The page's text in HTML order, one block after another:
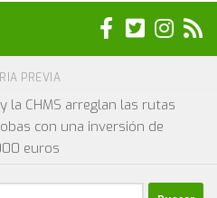
PREVIA
la CHMS arreglan las rutas
con una inversión de
euros